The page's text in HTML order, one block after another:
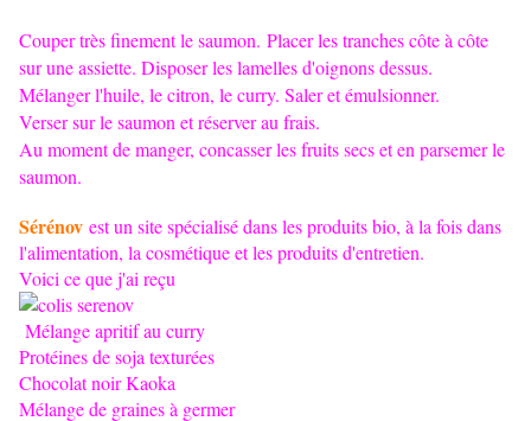
Couper très finement le saumon. Placer les tranches côte à côte
sur une assiette. Disposer les lamelles d'oignons dessus.
Mélanger l'huile, le citron, le curry. Saler et émulsionner.
Verser sur le saumon et réserver au frais.
Au moment de manger, concasser les fruits secs et en parsemer le
saumon.
Sérénov est un site spécialisé dans les produits bio, à la fois dans
l'alimentation, la cosmétique et les produits d'entretien.
Voici ce que j'ai reçu
Mélange apritif au curry
Protéines de soja texturées
Chocolat noir Kaoka
Mélange de graines à germer